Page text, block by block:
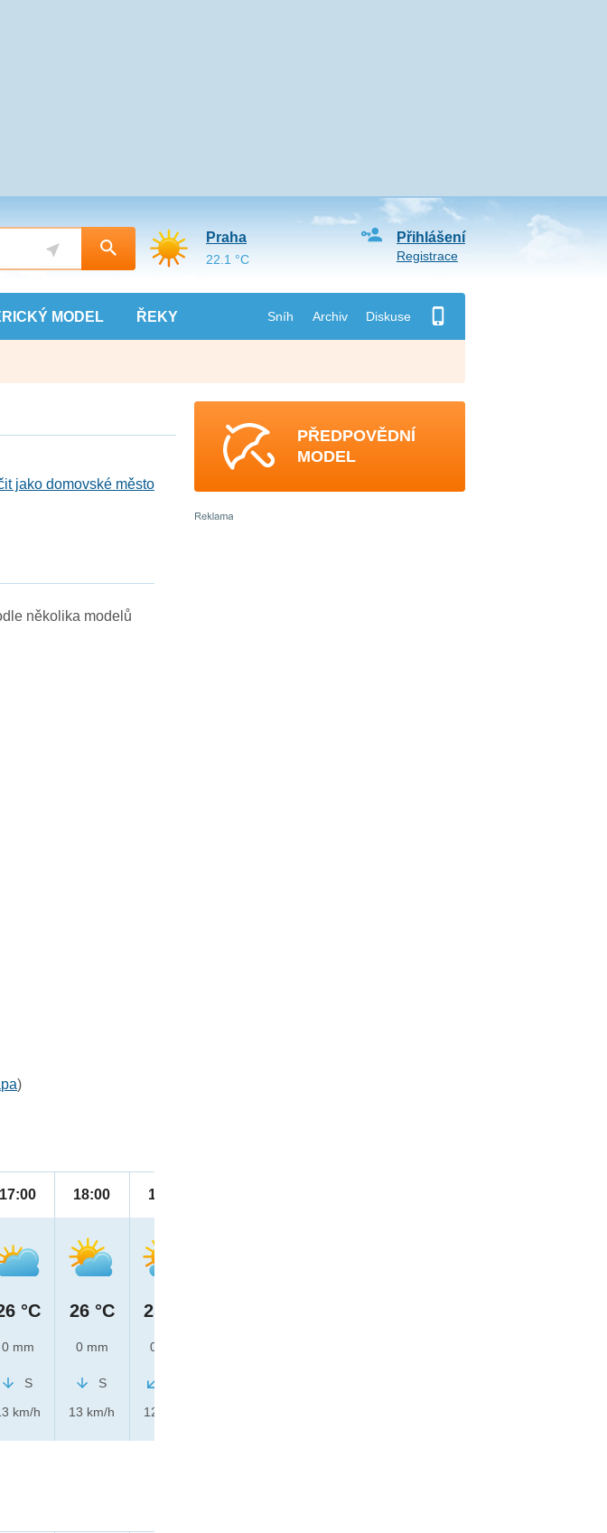
MODEL ŘEKY Sníh Archiv Diskuse
Přihlášení
Registrace
Praha
22.1 °C
jako domovské město
několika modelů
)
17:00
°C
0 mm
S
km/h
18:00
26 °C
0 mm
S
13 km/h
19:00
25 °C
0 mm
12 km/h
PŘEDPOVĚDNÍ
MODEL